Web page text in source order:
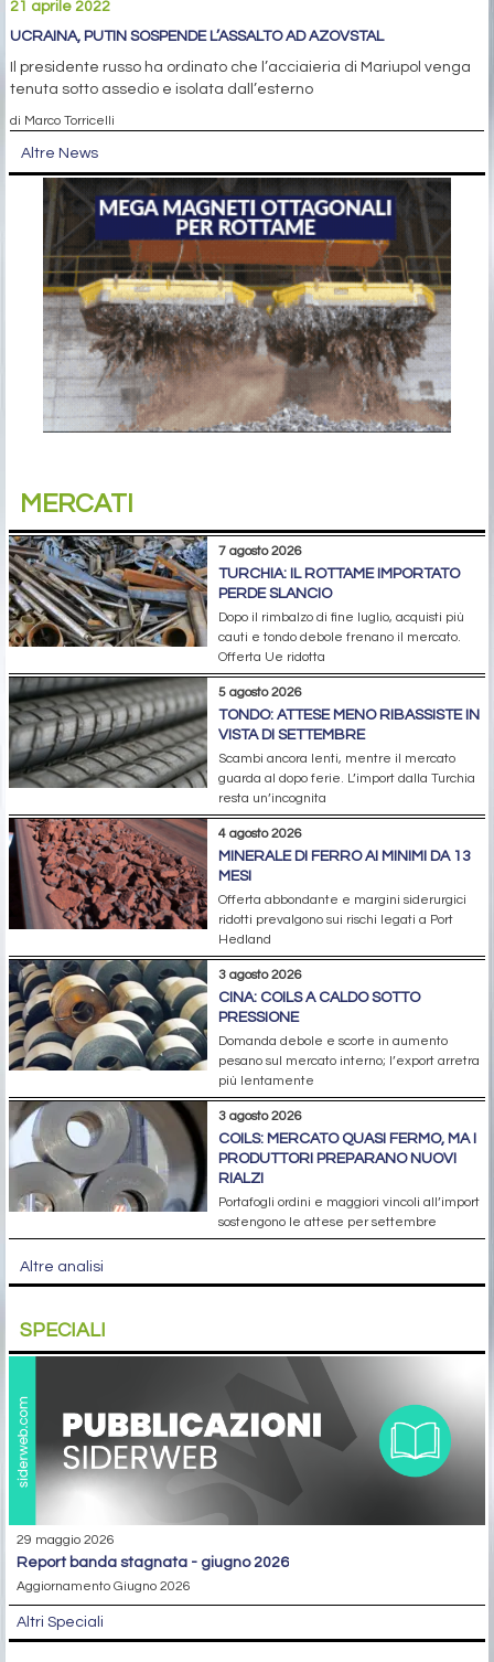
21 aprile 2022
UCRAINA, PUTIN SOSPENDE L’ASSALTO AD AZOVSTAL
Il presidente russo ha ordinato che l’acciaieria di Mariupol venga
tenuta sotto assedio e isolata dall’esterno
di Marco Torricelli
Altre News
MERCATI
7 agosto 2026
TURCHIA: IL ROTTAME IMPORTATO
PERDE SLANCIO
Dopo il rimbalzo di fine luglio, acquisti più
cauti e tondo debole frenano il mercato.
Offerta Ue ridotta
5 agosto 2026
TONDO: ATTESE MENO RIBASSISTE IN
VISTA DI SETTEMBRE
Scambi ancora lenti, mentre il mercato
guarda al dopo ferie. L’import dalla Turchia
resta un’incognita
4 agosto 2026
MINERALE DI FERRO AI MINIMI DA 13
MESI
Offerta abbondante e margini siderurgici
ridotti prevalgono sui rischi legati a Port
Hedland
3 agosto 2026
CINA: COILS A CALDO SOTTO
PRESSIONE
Domanda debole e scorte in aumento
pesano sul mercato interno; l’export arretra
più lentamente
3 agosto 2026
COILS: MERCATO QUASI FERMO, MA I
PRODUTTORI PREPARANO NUOVI
RIALZI
Portafogli ordini e maggiori vincoli all’import
sostengono le attese per settembre
Altre analisi
SPECIALI
29 maggio 2026
report banda stagnata - giugno 2026
Aggiornamento Giugno 2026
Altri Speciali